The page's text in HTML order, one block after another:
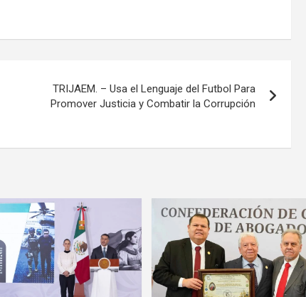
TRIJAEM. – Usa el Lenguaje del Futbol Para
Promover Justicia y Combatir la Corrupción